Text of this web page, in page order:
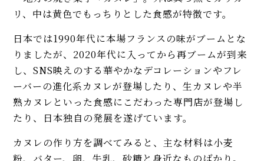
リ、中は黄色でもっちりとした食感が特徴です。
日本では1990年代に本場フランスの味がブームとな
りましたが、2020年代に入ってから再ブームが到来
し、SNS映えのする華やかなデコレーションやフレ
ーバーの進化系カヌレが登場したり、生カヌレや半
熟カヌレといった食感にこだわった専門店が登場し
たり、日本独自の発展を遂げています。
カヌレの作り方を調べてみると、主な材料は小麦
ピ。人気のさつまいも黒糖味
も！
【プロ直伝】ふわふわ＆もちも
ち「手作りドーナツ」レシピ。
カスタード入りも紹介♡
【プロ直伝】カリッ＆しっとり
「フィナンシェ」人気レシピ。専
用の型なしでも簡単に焼けま
す！
【違いも解説】ぜんざい（お汁
粉）の作り方。濃厚とあっさり
の簡単な作り方
モヒートの基本レシピ。すっきり
爽快！
MORE